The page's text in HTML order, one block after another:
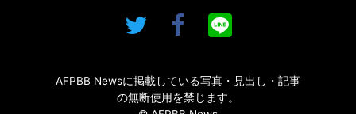
AFPBB Newsに掲載している写真・見出し・記事
の無断使用を禁じます。